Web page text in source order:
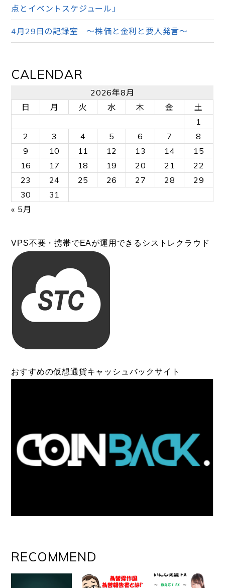
点とイベントスケジュール」
4月29日の記録室 ～株価と金利と要人発言～
CALENDAR
2026年8月
日
月 火 水 木 金
土
1
2
3 4 5 6 7
8
9
10 11 12 13 14
15
16
17 18 19 20 21
22
23
24 25 26 27 28
29
30
31
« 5月
VPS不要・携帯でEAが運用できるシストレクラウド
おすすめの仮想通貨キャッシュバックサイト
RECOMMEND